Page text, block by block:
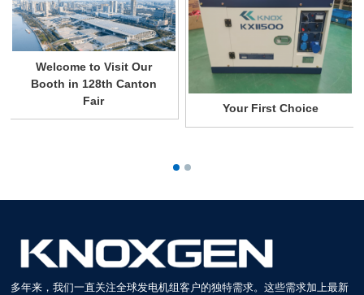
Welcome to Visit Our
Booth in 128th Canton
Fair
Your First Choice
多年来，我们一直关注全球发电机组客户的独特需求。这些需求加上最新